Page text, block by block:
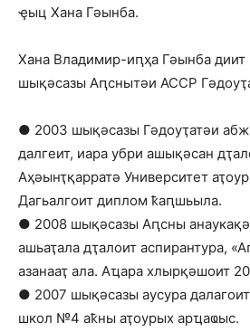
ҿыц Хана Гәынба.
Хана Владимир-иԥҳа Гәынба
шықәсазы Аԥснытәи АССР
● 2003 шықәсазы Гәдоуҭатәи
далгеит, иара убри ашықәсан
Аҳәынҭқарратә Университет
Дагьалгоит диплом ҟаԥшьыла.
● 2008 шықәсазы Аԥсны
ашьаҭала дҭалоит аспирантура,
азанааҭ ала. Аҵара хлырқәшоит
● 2007 шықәсазы аусура
школ №4 аҟны аҭоурых арҵаҩыс.